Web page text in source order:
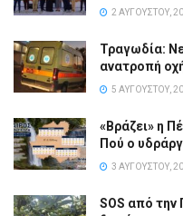
2 ΑΥΓΟΎΣΤΟΥ,
Τραγωδία:
ανατροπή
5 ΑΥΓΟΎΣΤΟΥ,
«Βράζει» η
Πού ο
3 ΑΥΓΟΎΣΤΟΥ,
SOS από